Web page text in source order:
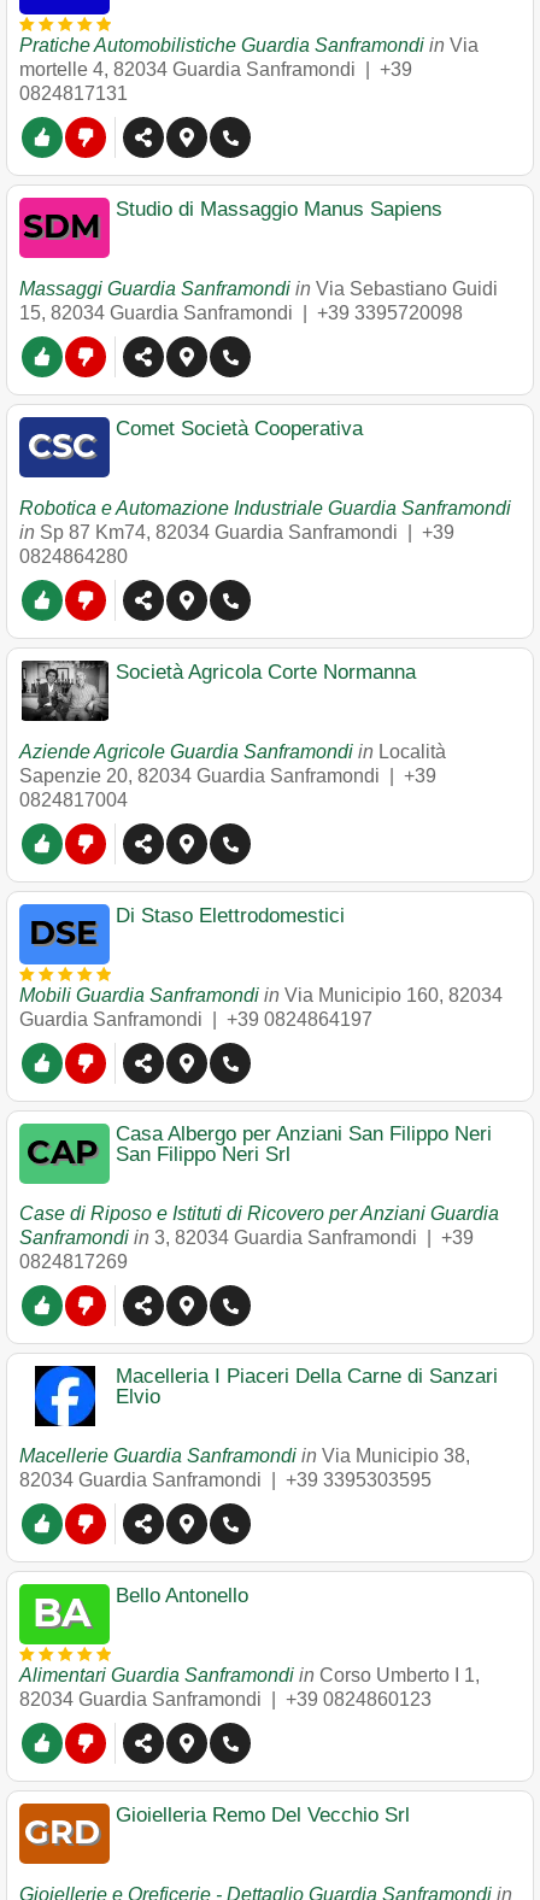
Pratiche Automobilistiche Guardia Sanframondi in Via
mortelle 4, 82034 Guardia Sanframondi
+39
0824817131
Studio di Massaggio Manus Sapiens
Massaggi Guardia Sanframondi in Via Sebastiano Guidi
15, 82034 Guardia Sanframondi +39 3395720098
Comet Società Cooperativa
Robotica e Automazione Industriale Guardia Sanframondi
in Sp 87 Km74, 82034 Guardia Sanframondi
+39
0824864280
Società Agricola Corte Normanna
Aziende Agricole Guardia Sanframondi in Località
Sapenzie 20, 82034 Guardia Sanframondi
+39
0824817004
Di Staso Elettrodomestici
Mobili Guardia Sanframondi in Via Municipio 160, 82034
Guardia Sanframondi
+39 0824864197
Casa Albergo per Anziani San Filippo Neri
San Filippo Neri Srl
Case di Riposo e Istituti di Ricovero per Anziani Guardia
Sanframondi in 3, 82034 Guardia Sanframondi
+39
0824817269
Macelleria I Piaceri Della Carne di Sanzari
Elvio
Macellerie Guardia Sanframondi in Via Municipio 38,
82034 Guardia Sanframondi +39 3395303595
Bello Antonello
Alimentari Guardia Sanframondi in Corso Umberto I 1,
82034 Guardia Sanframondi +39 0824860123
Gioielleria Remo Del Vecchio Srl
Gioiellerie e Oreficerie - Dettaglio Guardia Sanframondi in